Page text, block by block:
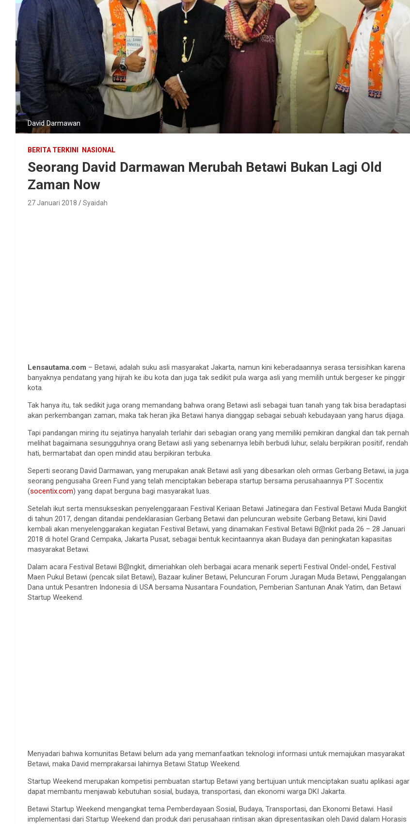
David Darmawan
BERITA TERKINI NASIONAL
Seorang David Darmawan Merubah Betawi Bukan Lagi Old
Zaman Now
27 Januari 2018 Syaidah
Lensautama.com – Betawi, adalah suku asli masyarakat Jakarta, namun kini keberadaannya serasa tersisihkan karena
banyaknya pendatang yang hijrah ke ibu kota dan juga tak sedikit pula warga asli yang memilih untuk bergeser ke pinggir
kota.
Tak hanya itu, tak sedikit juga orang memandang bahwa orang Betawi asli sebagai tuan tanah yang tak bisa beradaptasi
akan perkembangan zaman, maka tak heran jika Betawi hanya dianggap sebagai sebuah kebudayaan yang harus dijaga.
Tapi pandangan miring itu sejatinya hanyalah terlahir dari sebagian orang yang memiliki pemikiran dangkal dan tak pernah
melihat bagaimana sesungguhnya orang Betawi asli yang sebenarnya lebih berbudi luhur, selalu berpikiran positif, rendah
hati, bermartabat dan open mindid atau berpikiran terbuka.
Seperti seorang David Darmawan, yang merupakan anak Betawi asli yang dibesarkan oleh ormas Gerbang Betawi, ia juga
seorang pengusaha Green Fund yang telah menciptakan beberapa startup bersama perusahaannya PT Socentix
(socentix.com) yang dapat berguna bagi masyarakat luas.
Setelah ikut serta mensukseskan penyelenggaraan Festival Keriaan Betawi Jatinegara dan Festival Betawi Muda Bangkit
di tahun 2017, dengan ditandai pendeklarasian Gerbang Betawi dan peluncuran website Gerbang Betawi, kini David
kembali akan menyelenggarakan kegiatan Festival Betawi, yang dinamakan Festival Betawi B@nkit pada 26 – 28 Januari
2018 di hotel Grand Cempaka, Jakarta Pusat, sebagai bentuk kecintaannya akan Budaya dan peningkatan kapasitas
masyarakat Betawi.
Dalam acara Festival Betawi B@ngkit, dimeriahkan oleh berbagai acara menarik seperti Festival Ondel-ondel, Festival
Maen Pukul Betawi (pencak silat Betawi), Bazaar kuliner Betawi, Peluncuran Forum Juragan Muda Betawi, Penggalangan
Dana untuk Pesantren Indonesia di USA bersama Nusantara Foundation, Pemberian Santunan Anak Yatim, dan Betawi
Startup Weekend.
Menyadari bahwa komunitas Betawi belum ada yang memanfaatkan teknologi informasi untuk memajukan masyarakat
Betawi, maka David memprakarsai lahirnya Betawi Statup Weekend.
Startup Weekend merupakan kompetisi pembuatan startup Betawi yang bertujuan untuk menciptakan suatu aplikasi agar
dapat membantu menjawab kebutuhan sosial, budaya, transportasi, dan ekonomi warga DKI Jakarta.
Betawi Startup Weekend mengangkat tema Pemberdayaan Sosial, Budaya, Transportasi, dan Ekonomi Betawi. Hasil
implementasi dari Startup Weekend dan produk dari perusahaan rintisan akan dipresentasikan oleh David dalam Horasis